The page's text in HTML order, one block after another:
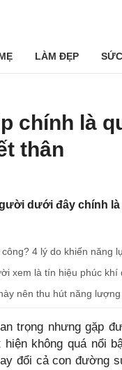
LÀM ĐẸP
chính là
thân
dưới đây chính
4 lý do khiến năng
xem là tín hiệu phúc khí
nên thu hút năng
trọng nhưng gặp
không quá nổi
đổi cả con đường